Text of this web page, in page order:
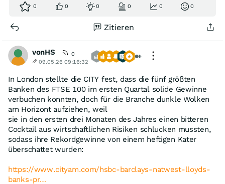
0 0 0 0 0 0
Zitieren
vonHS
0
09.05.26 09:16:32
In London stellte die CITY fest, dass die fünf größten
Banken des FTSE 100 im ersten Quartal solide Gewinne
verbuchen konnten, doch für die Branche dunkle Wolken
am Horizont aufziehen, weil
sie in den ersten drei Monaten des Jahres einen bitteren
Cocktail aus wirtschaftlichen Risiken schlucken mussten,
sodass ihre Rekordgewinne von einem heftigen Kater
überschattet wurden:
https://www.cityam.com/hsbc-barclays-natwest-lloyds-
banks-pr…